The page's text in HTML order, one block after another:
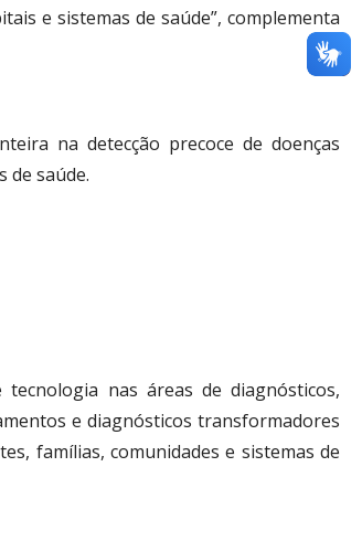
e sistemas de saúde”, complementa
na detecção precoce de doenças
de saúde.
nas áreas de diagnósticos,
e diagnósticos transformadores
famílias, comunidades e sistemas de